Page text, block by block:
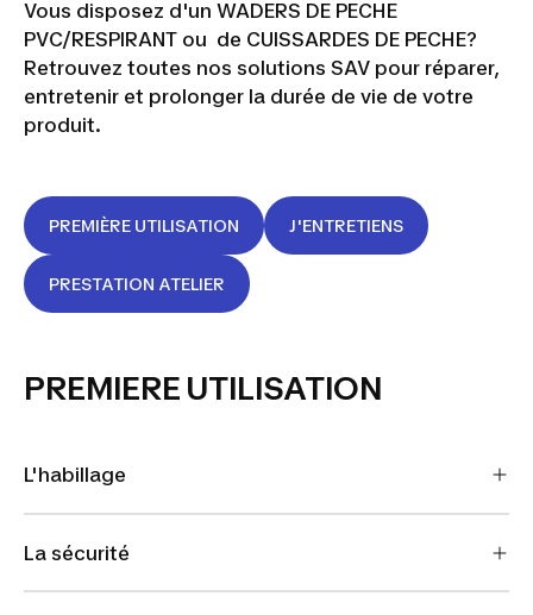
Vous disposez d'un WADERS DE PECHE
PVC/RESPIRANT ou de CUISSARDES DE PECHE?
Retrouvez toutes nos solutions SAV pour réparer,
entretenir et prolonger la durée de vie de votre
produit.
PREMIÈRE UTILISATION J'ENTRETIENS
PRESTATION ATELIER
PREMIERE UTILISATION
L'habillage
La sécurité